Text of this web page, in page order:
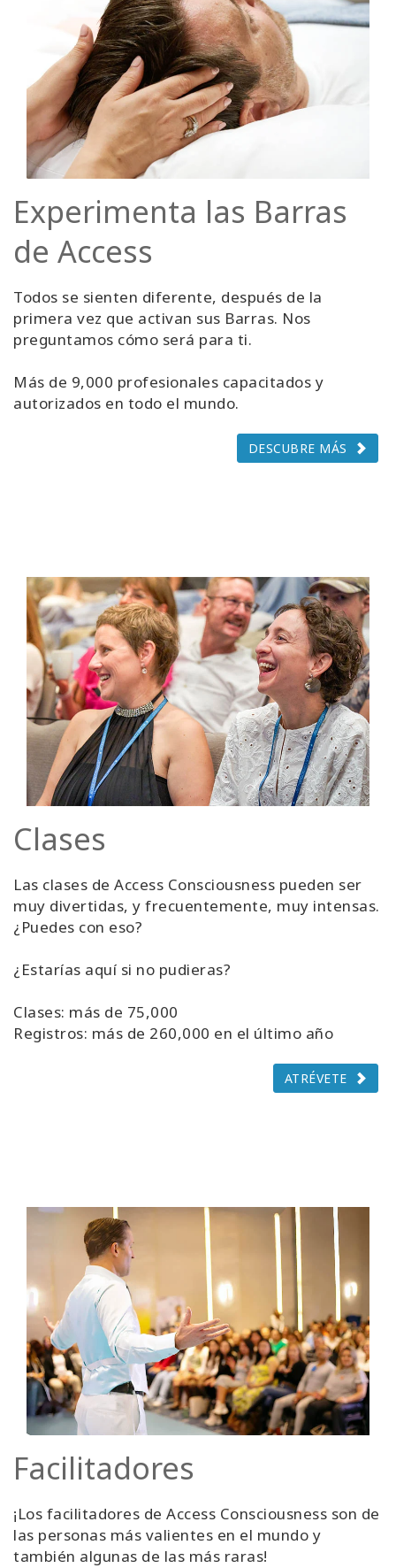
Experimenta las Barras
de Access
Todos se sienten diferente, después de la
primera vez que activan sus Barras. Nos
preguntamos cómo será para ti.
Más de 9,000 profesionales capacitados y
autorizados en todo el mundo.
DESCUBRE MÁS
Clases
Las clases de Access Consciousness pueden ser
muy divertidas, y frecuentemente, muy intensas.
¿Puedes con eso?
¿Estarías aquí si no pudieras?
Clases: más de 75,000
Registros: más de 260,000 en el último año
ATRÉVETE
Facilitadores
¡Los facilitadores de Access Consciousness son de
las personas más valientes en el mundo y
también algunas de las más raras!